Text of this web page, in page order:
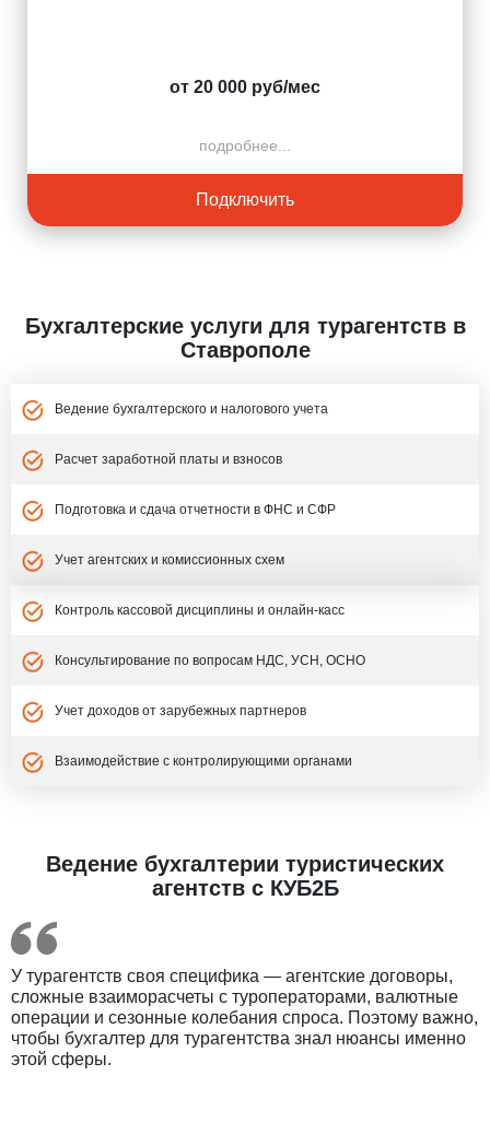
от 20 000 руб/мес
подробнее...
Подключить
Бухгалтерские услуги для турагентств в
Ставрополе
Ведение бухгалтерского и налогового учета
Расчет заработной платы и взносов
Подготовка и сдача отчетности в ФНС и СФР
Учет агентских и комиссионных схем
Контроль кассовой дисциплины и онлайн-касс
Консультирование по вопросам НДС, УСН, ОСНО
Учет доходов от зарубежных партнеров
Взаимодействие с контролирующими органами
Ведение бухгалтерии туристических
агентств с КУБ2Б
У турагентств своя специфика — агентские договоры,
сложные взаиморасчеты с туроператорами, валютные
операции и сезонные колебания спроса. Поэтому важно,
чтобы бухгалтер для турагентства знал нюансы именно
этой сферы.